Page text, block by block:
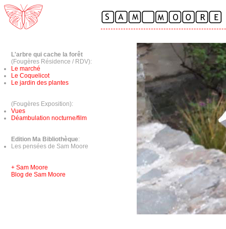
L'arbre qui cache la forêt
(Fougères Résidence / RDV):
Le marché
Le Coquelicot
Le jardin des plantes
(Fougères Exposition):
Vues
Déambulation nocturne/film
Edition Ma Bibliothèque:
Les pensées de Sam Moore
+ Sam Moore
Blog de Sam Moore